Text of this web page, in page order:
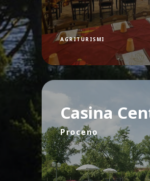
AGRITURISMI
Casina
Proceno